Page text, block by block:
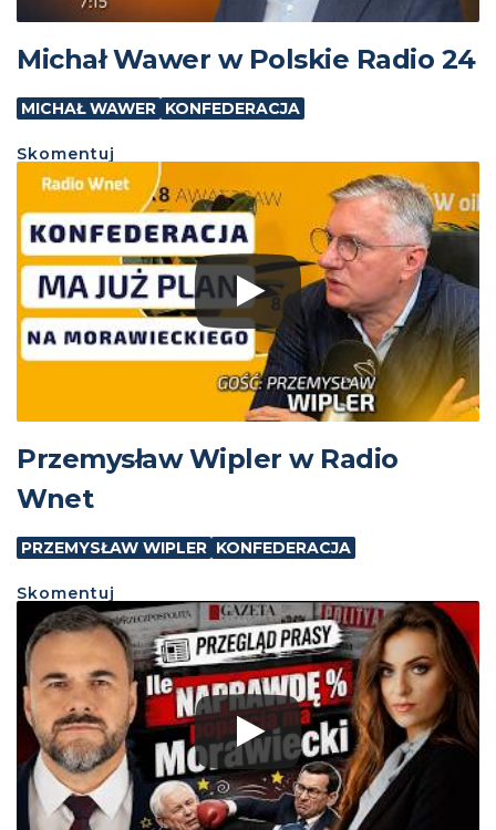
Michał Wawer w Polskie Radio 24
MICHAŁ WAWER KONFEDERACJA
Skomentuj
Przemysław Wipler w Radio
Wnet
PRZEMYSŁAW WIPLER KONFEDERACJA
Skomentuj